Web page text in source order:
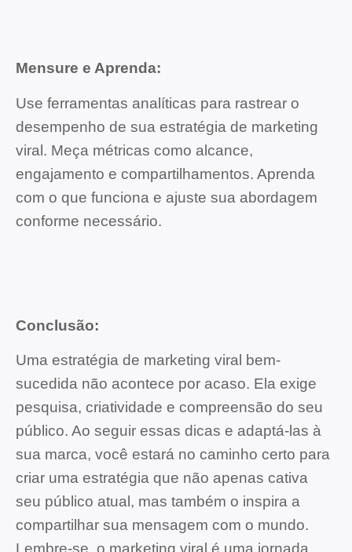
Mensure e Aprenda:
Use ferramentas analíticas para rastrear o
desempenho de sua estratégia de marketing
viral. Meça métricas como alcance,
engajamento e compartilhamentos. Aprenda
com o que funciona e ajuste sua abordagem
conforme necessário.
Conclusão:
Uma estratégia de marketing viral bem-
sucedida não acontece por acaso. Ela exige
pesquisa, criatividade e compreensão do seu
público. Ao seguir essas dicas e adaptá-las à
sua marca, você estará no caminho certo para
criar uma estratégia que não apenas cativa
seu público atual, mas também o inspira a
compartilhar sua mensagem com o mundo.
Lembre-se, o marketing viral é uma jornada